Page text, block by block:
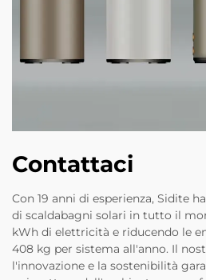
Contattaci
Con 19 anni di esperienza, Sidite
di scaldabagni solari in tutto il
kWh di elettricità e riducendo le
408 kg per sistema all'anno. Il
l'innovazione e la sostenibilità